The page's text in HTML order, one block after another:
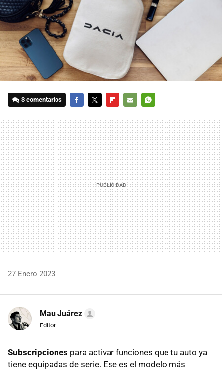
3 comentarios
MAIL
27 Enero 2023
Mau Juárez
Editor
Subscripciones para activar funciones que tu auto ya
tiene equipadas de serie. Ese es el modelo más